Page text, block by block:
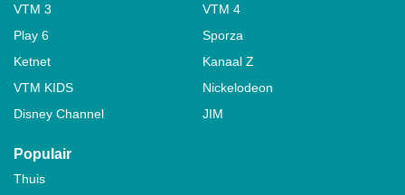
VTM 3
VTM 4
Play 6
Sporza
Ketnet
Kanaal Z
VTM KIDS
Nickelodeon
Disney Channel
JIM
Populair
Thuis